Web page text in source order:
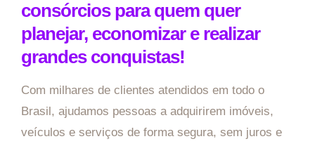
consórcios para quem quer
planejar, economizar e realizar
grandes conquistas!
Com milhares de clientes atendidos em todo o
Brasil, ajudamos pessoas a adquirirem imóveis,
veículos e serviços de forma segura, sem juros e